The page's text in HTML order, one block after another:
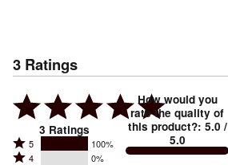
3 Ratings
3 Ratings
Rated
5 100%
Rated
4 0%
How would you
rate the quality of
this product?: 5.0 /
5.0